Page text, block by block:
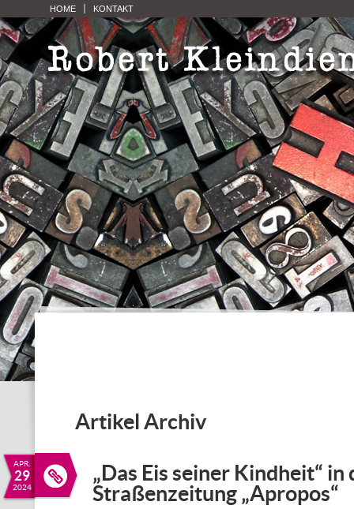
HOME KONTAKT
Artikel Archiv
APR.
29
2024
„Das Eis seiner Kindheit“ in
Straßenzeitung „Apropos“